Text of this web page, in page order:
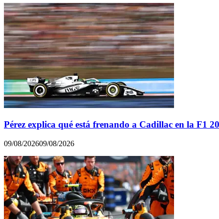
Pérez explica qué está frenando a Cadillac en la F1
09/08/202609/08/2026